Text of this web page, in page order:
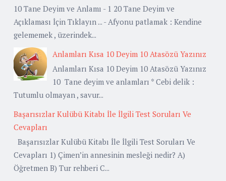
10 Tane Deyim ve Anlamı - 1 20 Tane Deyim ve
Açıklaması İçin Tıklayın ... - Afyonu patlamak : Kendine
gelememek , üzerindek...
Anlamları Kısa 10 Deyim 10 Atasözü Yazınız
Anlamları Kısa 10 Deyim 10 Atasözü Yazınız
10 Tane deyim ve anlamları * Cebi delik :
Tutumlu olmayan , savur...
Başarısızlar Kulübü Kitabı İle İlgili Test Soruları Ve
Cevapları
Başarısızlar Kulübü Kitabı İle İlgili Test Soruları Ve
Cevapları 1) Çimen’in annesinin mesleği nedir? A)
Öğretmen B) Tur rehberi C...